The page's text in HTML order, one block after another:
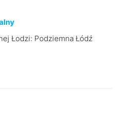
Łodzi: Podziemna Łódź